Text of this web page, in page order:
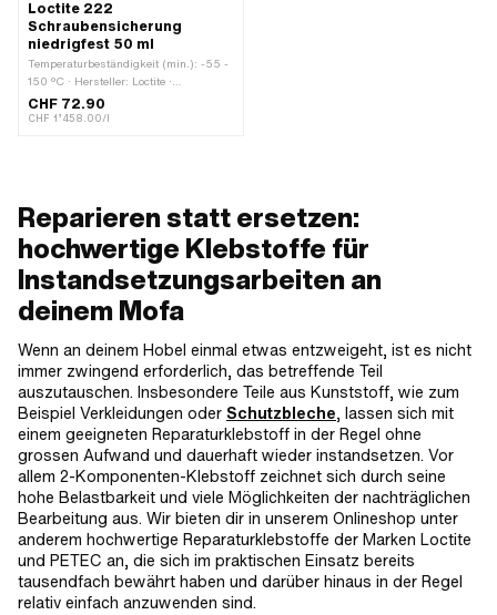
Loctite 222
Schraubensicherung
niedrigfest 50 ml
Temperaturbeständigkeit (min.): -55 -
150 °C · Hersteller: Loctite ·
Anzuwendendes Material: Aluminium ·
Anzuwendendes Material: Stahl ·
langfristiger Wirkung) ·
Gefahrenhinweis: Verursacht schwere
Augenreizung · Signalwort: Achtung ·
Gefahrenpiktogramm: GHS07 -
Vorsicht gefährlich · Haftfähigkeit:
niedrigfest · Spaltmass (max.): 0.01
mm · Anwendungsart: 1K ·
Losbrechmoment (nach Material): 6
Nm · Losbrechmoment (nach Material):
14 Nm · Anwendungsbereich: Chemie
CHF 72.90
CHF 1’458.00/l
Reparieren statt ersetzen:
hochwertige Klebstoffe für
Instandsetzungsarbeiten an
deinem Mofa
Wenn an deinem Hobel einmal etwas entzweigeht, ist es nicht
immer zwingend erforderlich, das betreffende Teil
auszutauschen. Insbesondere Teile aus Kunststoff, wie zum
Beispiel Verkleidungen oder Schutzbleche, lassen sich mit
einem geeigneten Reparaturklebstoff in der Regel ohne
grossen Aufwand und dauerhaft wieder instandsetzen. Vor
allem 2-Komponenten-Klebstoff zeichnet sich durch seine
hohe Belastbarkeit und viele Möglichkeiten der nachträglichen
Bearbeitung aus. Wir bieten dir in unserem Onlineshop unter
anderem hochwertige Reparaturklebstoffe der Marken Loctite
und PETEC an, die sich im praktischen Einsatz bereits
tausendfach bewährt haben und darüber hinaus in der Regel
relativ einfach anzuwenden sind.